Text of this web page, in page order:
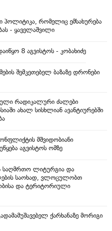
პოლიტიკა, რომელიც ემსახურება
- ყაველაშვილი
8 აგვისტოს - კობახიძე
შემკეთებელ ბაზაზე დრონები
რადიკალური ძალები
ახალ სისხლიან ავანტიურებში
მშვიდობიანი
აგვისტოს ომზე
საღმრთო ლიტურგია და
საოხად, ვლოცულობთ
და ტერიტორიული
ქარხანაზე მორიგი